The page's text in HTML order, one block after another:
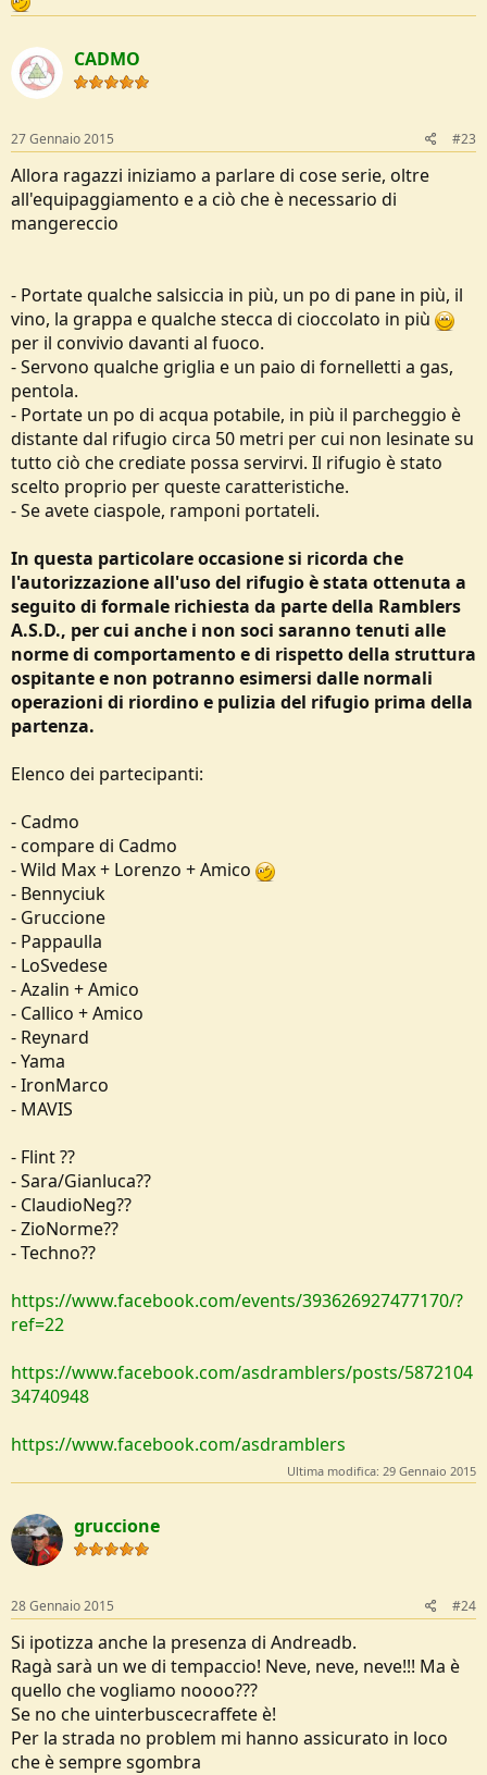
CADMO
27 Gennaio 2015 #23
Allora ragazzi iniziamo a parlare di cose serie, oltre
all'equipaggiamento e a ciò che è necessario di
mangereccio
- Portate qualche salsiccia in più, un po di pane in più, il
vino, la grappa e qualche stecca di cioccolato in più
per il convivio davanti al fuoco.
- Servono qualche griglia e un paio di fornelletti a gas,
pentola.
- Portate un po di acqua potabile, in più il parcheggio è
distante dal rifugio circa 50 metri per cui non lesinate su
tutto ciò che crediate possa servirvi. Il rifugio è stato
scelto proprio per queste caratteristiche.
- Se avete ciaspole, ramponi portateli.
In questa particolare occasione si ricorda che
l'autorizzazione all'uso del rifugio è stata ottenuta a
seguito di formale richiesta da parte della Ramblers
A.S.D., per cui anche i non soci saranno tenuti alle
norme di comportamento e di rispetto della struttura
ospitante e non potranno esimersi dalle normali
operazioni di riordino e pulizia del rifugio prima della
partenza.
Elenco dei partecipanti:
- Cadmo
- compare di Cadmo
- Wild Max + Lorenzo + Amico
- Bennyciuk
- Gruccione
- Pappaulla
- LoSvedese
- Azalin + Amico
- Callico + Amico
- Reynard
- Yama
- IronMarco
- MAVIS
- Flint ??
- Sara/Gianluca??
- ClaudioNeg??
- ZioNorme??
- Techno??
https://www.facebook.com/events/393626927477170/?
ref=22
https://www.facebook.com/asdramblers/posts/5872104
34740948
https://www.facebook.com/asdramblers
Ultima modifica: 29 Gennaio 2015
gruccione
28 Gennaio 2015 #24
Si ipotizza anche la presenza di Andreadb.
Ragà sarà un we di tempaccio! Neve, neve, neve!!! Ma è
quello che vogliamo noooo???
Se no che uinterbuscecraffete è!
Per la strada no problem mi hanno assicurato in loco
che è sempre sgombra